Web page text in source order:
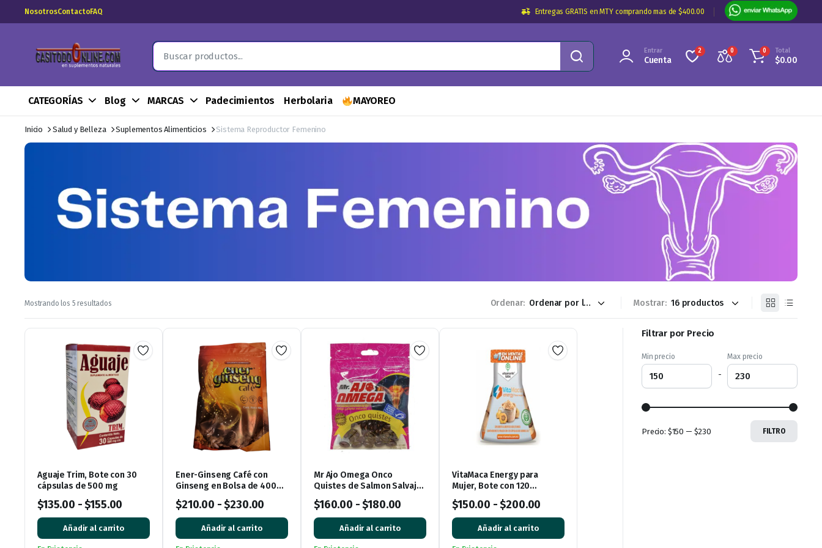
NosotrosContactoFAQ Entregas GRATIS en MTY comprando mas de $400.00
Entrar
Cuenta
2 0 0 Total
$0.00
CATEGORÍAS Blog MARCAS Padecimientos Herbolaria MAYOREO
Inicio Salud y Belleza Suplementos Alimenticios Sistema Reproductor Femenino
Mostrando los 5 resultadosOrdenado
Ordenar: Mostrar:
Aguaje Trim, Bote con 30
cápsulas de 500 mg
$135.00 -$155.00
Añadir al carrito
Ener-Ginseng Café con
Ginseng en Bolsa de 400
gramos
$210.00 -$230.00
Añadir al carrito
Mr Ajo Omega Onco
Quistes de Salmon Salvaje
de Alaska, bolsa con 60
Cápsulas de Gel
$160.00 -$180.00
Añadir al carrito
VitaMaca Energy para
Mujer, Bote con 120
Cápsulas
$150.00 -$200.00
Añadir al carrito
Filtrar por Precio
Min precio
-
Max precio
FILTRO
Precio: $150 — $230